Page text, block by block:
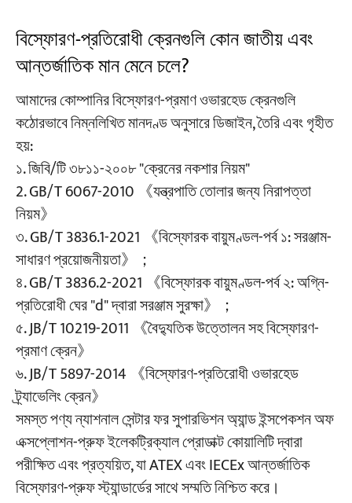
বিস্ফোরণ-প্রতিরোধী ক্রেনগুলি কোন জাতীয় এবং
আন্তর্জাতিক মান মেনে চলে?
আমাদের কোম্পানির বিস্ফোরণ-প্রমাণ ওভারহেড ক্রেনগুলি
কঠোরভাবে নিম্নলিখিত মানদণ্ড অনুসারে ডিজাইন, তৈরি এবং গৃহীত
হয়:
১. জিবি/টি ৩৮১১-২০০৮ "ক্রেনের নকশার নিয়ম"
2. GB/T 6067-2010 《যন্ত্রপাতি তোলার জন্য নিরাপত্তা
নিয়ম》
৩. GB/T 3836.1-2021 《বিস্ফোরক বায়ুমণ্ডল-পর্ব ১: সরঞ্জাম-
সাধারণ প্রয়োজনীয়তা》；
৪. GB/T 3836.2-2021 《বিস্ফোরক বায়ুমণ্ডল-পর্ব ২: অগ্নি-
প্রতিরোধী ঘের "d" দ্বারা সরঞ্জাম সুরক্ষা》；
৫. JB/T 10219-2011 《বৈদ্যুতিক উত্তোলন সহ বিস্ফোরণ-
প্রমাণ ক্রেন》
৬. JB/T 5897-2014 《বিস্ফোরণ-প্রতিরোধী ওভারহেড
ট্র্যাভেলিং ক্রেন》
সমস্ত পণ্য ন্যাশনাল সেন্টার ফর সুপারভিশন অ্যান্ড ইন্সপেকশন অফ
এক্সপ্লোশন-প্রুফ ইলেকট্রিক্যাল প্রোডাক্ট কোয়ালিটি দ্বারা
পরীক্ষিত এবং প্রত্যয়িত, যা ATEX এবং IECEx আন্তর্জাতিক
বিস্ফোরণ-প্রুফ স্ট্যান্ডার্ডের সাথে সম্মতি নিশ্চিত করে।